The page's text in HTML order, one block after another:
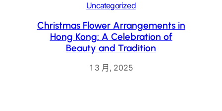
Uncategorized
Christmas Flower Arrangements in
Hong Kong: A Celebration of
Beauty and Tradition
1 3 月, 2025